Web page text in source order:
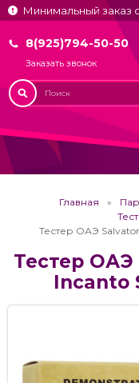
Минимальный заказ
8(925)794-50-50
Заказать звонок
Главная
Тестер ОАЭ
Тестер ОАЭ
Incanto